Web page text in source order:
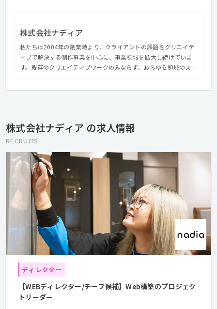
株式会社ナディア
私たちは2004年の創業時より、クライアントの課題をクリエイテ
ィブで解決する制作事業を中心に、事業領域を拡大し続けていま
す。既存のクリエイティブワークのみならず、あらゆる領域のスペ
株式会社ナディア の求人情報
RECRUITS
ディレクター
【WEBディレクター/チーフ候補】Web構築のプロジェク
トリーダー